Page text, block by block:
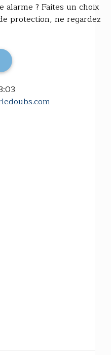
alarme ? Faites un choix
protection, ne regardez